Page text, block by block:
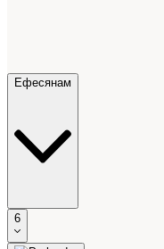
Ефесянам
6